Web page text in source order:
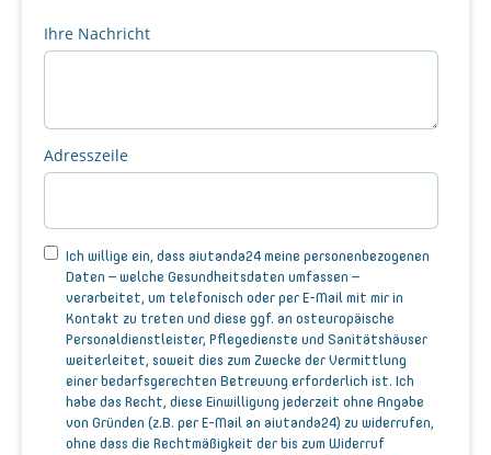
Ihre Nachricht
Adresszeile
Ich willige ein, dass aiutanda24 meine personenbezogenen
Daten – welche Gesundheitsdaten umfassen –
verarbeitet, um telefonisch oder per E-Mail mit mir in
Kontakt zu treten und diese ggf. an osteuropäische
Personaldienstleister, Pflegedienste und Sanitätshäuser
weiterleitet, soweit dies zum Zwecke der Vermittlung
einer bedarfsgerechten Betreuung erforderlich ist. Ich
habe das Recht, diese Einwilligung jederzeit ohne Angabe
von Gründen (z.B. per E-Mail an aiutanda24) zu widerrufen,
ohne dass die Rechtmäßigkeit der bis zum Widerruf